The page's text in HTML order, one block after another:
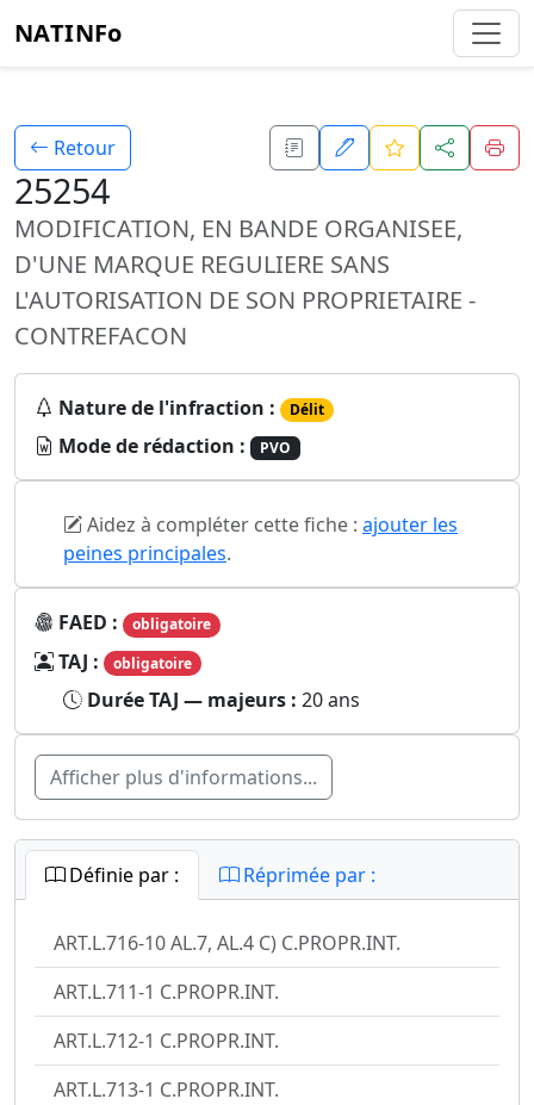
NATINFo
Retour
25254
MODIFICATION, EN BANDE ORGANISEE,
D'UNE MARQUE REGULIERE SANS
L'AUTORISATION DE SON PROPRIETAIRE -
CONTREFACON
Nature de l'infraction : Délit
Mode de rédaction : PVO
Aidez à compléter cette fiche : ajouter les
peines principales.
FAED : obligatoire
TAJ : obligatoire
Durée TAJ — majeurs : 20 ans
Afficher plus d'informations...
Définie par : Réprimée par :
ART.L.716-10 AL.7, AL.4 C) C.PROPR.INT.
ART.L.711-1 C.PROPR.INT.
ART.L.712-1 C.PROPR.INT.
ART.L.713-1 C.PROPR.INT.